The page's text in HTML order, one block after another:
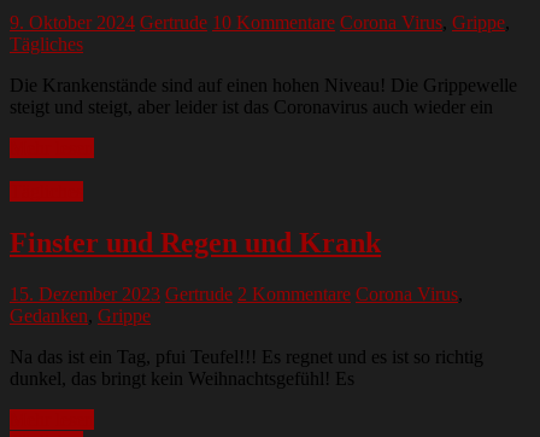
9. Oktober 2024 Gertrude 10 Kommentare Corona Virus, Grippe,
Tägliches
Die Krankenstände sind auf einen hohen Niveau! Die Grippewelle
steigt und steigt, aber leider ist das Coronavirus auch wieder ein
Finster und Regen und Krank
15. Dezember 2023 Gertrude 2 Kommentare Corona Virus,
Gedanken, Grippe
Na das ist ein Tag, pfui Teufel!!! Es regnet und es ist so richtig
dunkel, das bringt kein Weihnachtsgefühl! Es